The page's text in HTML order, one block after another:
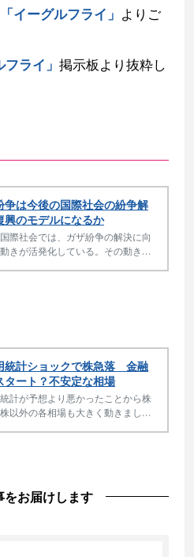
「イーグルフライ」 よりご
フライ」 掲示板より抜粋し
争は今後の国際社会の紛争解
興のモデルになるか
際社会では、ガザ紛争の解決に向
きが活発化している。その動き
統計ショックで株急落 金融
タート？不安定な相場
計が予想より悪かったことから株
以外の各相場も大きく動きまし
をお届けします